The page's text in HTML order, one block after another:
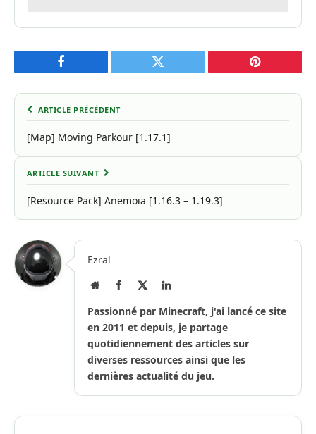
Facebook Twitter Pinterest
ARTICLE PRÉCÉDENT
[Map] Moving Parkour [1.17.1]
ARTICLE SUIVANT
[Resource Pack] Anemoia [1.16.3 – 1.19.3]
Ezral
Site
Facebook LinkedIn
Passionné par Minecraft, j'ai lancé ce site
en 2011 et depuis, je partage
quotidiennement des articles sur
diverses ressources ainsi que les
dernières actualité du jeu.